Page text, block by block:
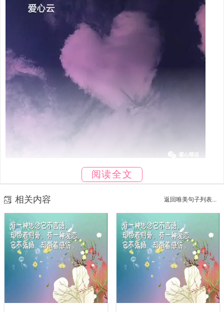
5.相比结局 初遇真是太美好了.
6.我想成为你最喜欢见到和最舍不得说再见的人。
阅读全文
相关内容 返回唯美句子列表...